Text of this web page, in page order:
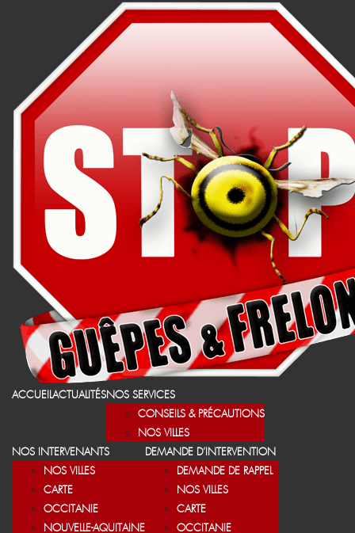
ACCUEILACTUALITÉSNOS SERVICES
CONSEILS & PRÉCAUTIONS
NOS VILLES
NOS INTERVENANTS
NOS VILLES
CARTE
OCCITANIE
NOUVELLE-AQUITAINE
DEMANDE D’INTERVENTION
DEMANDE DE RAPPEL
NOS VILLES
CARTE
OCCITANIE